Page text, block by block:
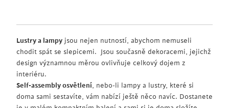
Lustry a lampy jsou nejen nutností, abychom nemuseli
chodit spát se slepicemi. Jsou současně dekoracemi, jejichž
design významnou měrou ovlivňuje celkový dojem z
interiéru.
Self-assembly osvětlení, nebo-li lampy a lustry, které si
doma sami sestavíte, vám nabízí ještě něco navíc. Dostanete